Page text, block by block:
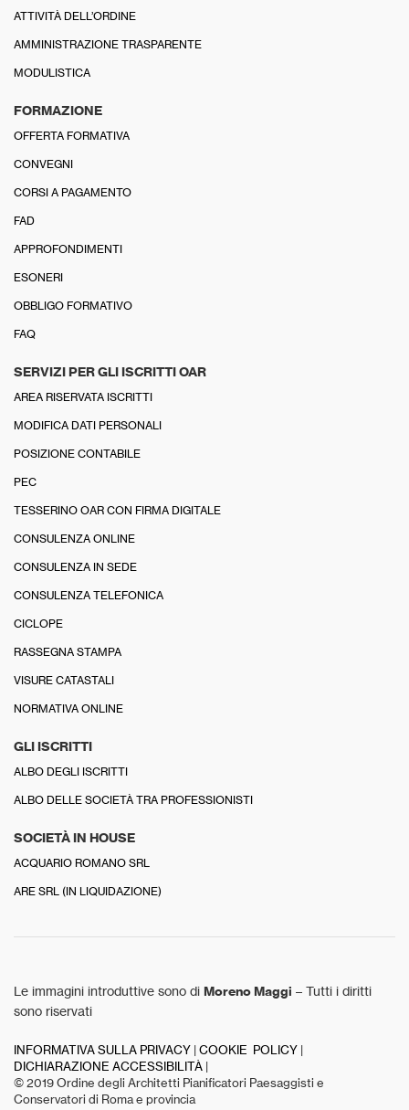
ATTIVITÀ DELL’ORDINE
AMMINISTRAZIONE TRASPARENTE
MODULISTICA
FORMAZIONE
OFFERTA FORMATIVA
CONVEGNI
CORSI A PAGAMENTO
FAD
APPROFONDIMENTI
ESONERI
OBBLIGO FORMATIVO
FAQ
SERVIZI PER GLI ISCRITTI OAR
AREA RISERVATA ISCRITTI
MODIFICA DATI PERSONALI
POSIZIONE CONTABILE
PEC
TESSERINO OAR CON FIRMA DIGITALE
CONSULENZA ONLINE
CONSULENZA IN SEDE
CONSULENZA TELEFONICA
CICLOPE
RASSEGNA STAMPA
VISURE CATASTALI
NORMATIVA ONLINE
GLI ISCRITTI
ALBO DEGLI ISCRITTI
ALBO DELLE SOCIETÀ TRA PROFESSIONISTI
SOCIETÀ IN HOUSE
ACQUARIO ROMANO SRL
ARE SRL (IN LIQUIDAZIONE)
Le immagini introduttive sono di Moreno Maggi – Tutti i diritti
sono riservati
INFORMATIVA SULLA PRIVACY COOKIE POLICY
DICHIARAZIONE ACCESSIBILITÀ
© 2019 Ordine degli Architetti Pianificatori Paesaggisti e
Conservatori di Roma e provincia